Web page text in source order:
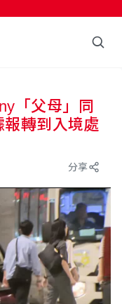
「父母」同
轉到入境處
分享